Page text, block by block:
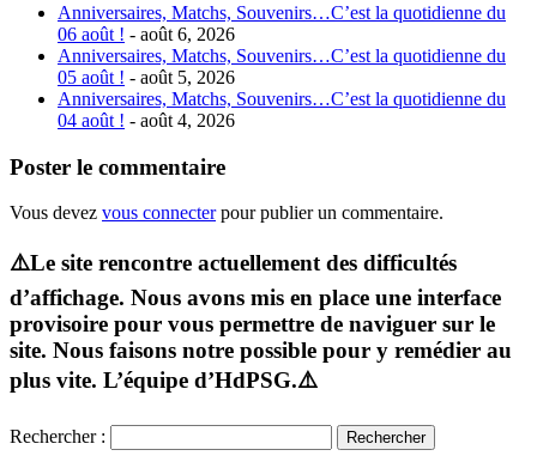
Anniversaires, Matchs, Souvenirs…C’est la quotidienne du
06 août ! - août 6, 2026
Anniversaires, Matchs, Souvenirs…C’est la quotidienne du
05 août ! - août 5, 2026
Anniversaires, Matchs, Souvenirs…C’est la quotidienne du
04 août ! - août 4, 2026
Poster le commentaire
Vous devez vous connecterpour publier un commentaire.
⚠️Le site rencontre actuellement des difficultés
d’affichage. Nous avons mis en place une interface
provisoire pour vous permettre de naviguer sur le
site. Nous faisons notre possible pour y remédier au
plus vite. L’équipe d’HdPSG.⚠️
Rechercher :